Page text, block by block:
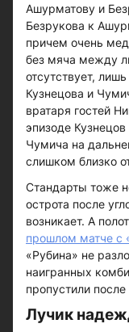
Ашурматову и
Безрукова к
причем очень
без мяча между
отсутствует,
Кузнецова и
вратаря гостей
эпизоде
Чумича на
слишком близко
Стандарты тоже
острота после
возникает. А
прошлом матче с
«Рубина» не
наигранных
пропустили
Лучик